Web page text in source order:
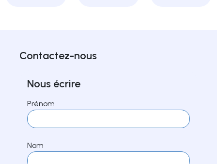
Contactez-nous
Nous écrire
Prénom
Nom